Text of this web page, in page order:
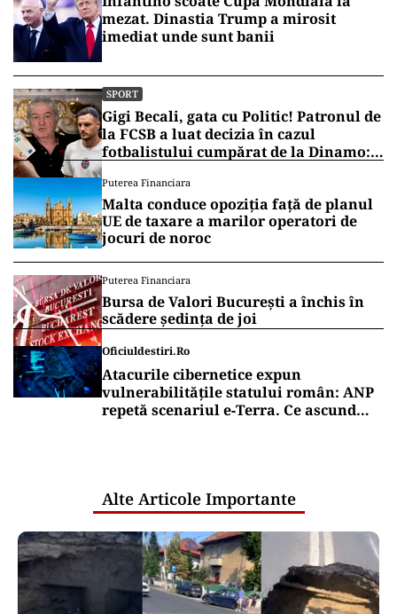
mezat. Dinastia Trump a mirosit
imediat unde sunt banii
SPORT
Gigi Becali, gata cu Politic! Patronul de
la FCSB a luat decizia în cazul
fotbalistului cumpărat de la Dinamo:
Puterea Financiara
Malta conduce opoziția față de planul
UE de taxare a marilor operatori de
jocuri de noroc
Puterea Financiara
Bursa de Valori București a închis în
scădere ședința de joi
Oficiuldestiri.ro
Atacurile cibernetice expun
vulnerabilitățile statului român: ANP
repetă scenariul e‑Terra. Ce ascund
Alte Articole Importante